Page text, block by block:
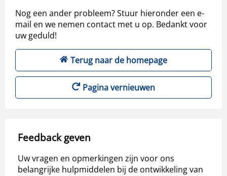
Nog een ander probleem? Stuur hieronder een e-
mail en we nemen contact met u op. Bedankt voor
uw geduld!
Terug naar de homepage
Pagina vernieuwen
Feedback geven
Uw vragen en opmerkingen zijn voor ons
belangrijke hulpmiddelen bij de ontwikkeling van